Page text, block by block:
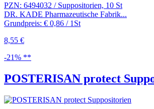
PZN: 6494032 / Suppositorien, 10 St
DR. KADE Pharmazeutische Fabrik...
Grundpreis: € 0,86 / 1St
8,55 €
-21% **
POSTERISAN protect